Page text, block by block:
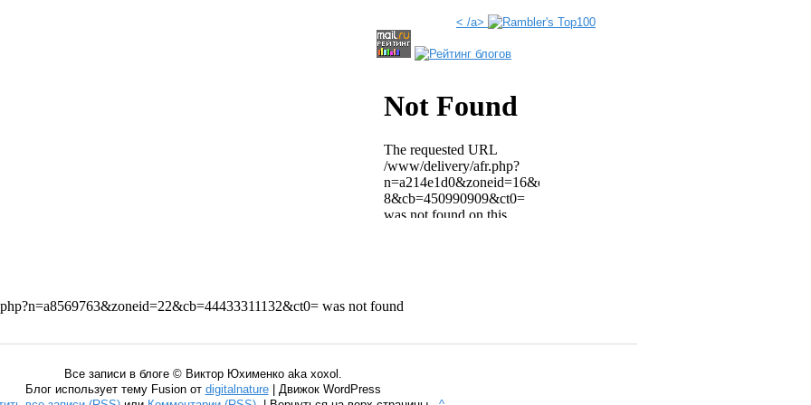
< /a>
Все записи в блоге © Виктор Юхименко aka xoxol.
Блог использует тему Fusion от digitalnature| Движок WordPress